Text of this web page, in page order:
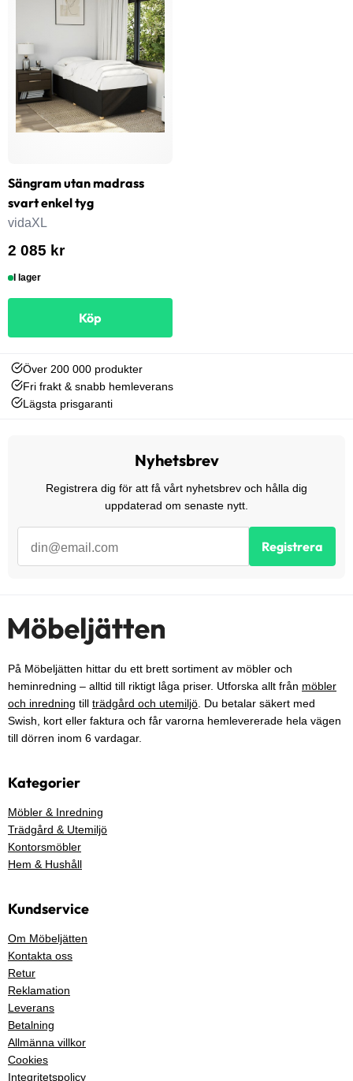
Sängram utan madrass
svart enkel tyg
vidaXL
2 085 kr
I lager
Köp
Över 200 000 produkter
Fri frakt & snabb hemleverans
Lägsta prisgaranti
Nyhetsbrev
Registrera dig för att få vårt nyhetsbrev och hålla dig
uppdaterad om senaste nytt.
Registrera
På Möbeljätten hittar du ett brett sortiment av möbler och
heminredning – alltid till riktigt låga priser. Utforska allt från möbler
och inredning till trädgård och utemiljö . Du betalar säkert med
Swish, kort eller faktura och får varorna hemlevererade hela vägen
till dörren inom 6 vardagar.
Kategorier
Möbler & Inredning
Trädgård & Utemiljö
Kontorsmöbler
Hem & Hushåll
Kundservice
Om Möbeljätten
Kontakta oss
Retur
Reklamation
Leverans
Betalning
Allmänna villkor
Cookies
Integritetspolicy